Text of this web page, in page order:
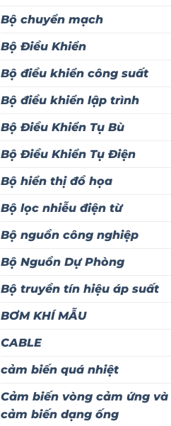
Bộ chuyển mạch
Bộ Điều Khiển
Bộ điều khiển công suất
Bộ điều khiển lập trình
Bộ Điều Khiển Tụ Bù
Bộ Điều Khiển Tụ Điện
Bộ hiển thị đồ họa
Bộ lọc nhiễu điện từ
Bộ nguồn công nghiệp
Bộ Nguồn Dự Phòng
Bộ truyền tín hiệu áp suất
BƠM KHÍ MẪU
CABLE
cảm biến quá nhiệt
Cảm biến vòng cảm ứng và
cảm biến dạng ống